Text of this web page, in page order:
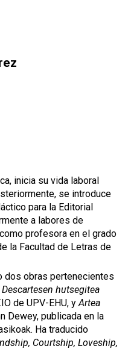
inicia su vida laboral
se introduce
para la Editorial
a labores de
profesora en el grado
la Facultad de Letras de
dos obras pertenecientes
Descartesen hutsegitea
de UPV-EHU, y Artea
Dewey, publicada en la
Ha traducido
Courtship, Loveship,